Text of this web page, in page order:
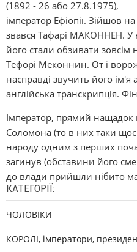
(1892 - 26 або 27.8.1975),
імператор Ефіопії. Зійшов
звався Тафарі МАКОННЕН. У
його стали обзивати
Тефорі Меконнин. От і
насправді звучить його
англійська транскрипція.
Імператор, прямий нащадок
Соломона (то в них таки
народу одним з перших
загинув (обставини його
до влади прийшли нібито
КАТЕГОРІЇ:
ЧОЛОВІКИ
КОРОЛІ, імператори,